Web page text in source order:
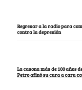
Regresar a la radio para
contra la depresión
La casona más de 100 años
Petro afinó su cara a cara